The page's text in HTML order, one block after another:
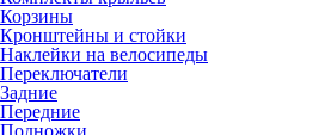
Корзины
Кронштейны и стойки
Наклейки на велосипеды
Переключатели
Задние
Передние
Подножки